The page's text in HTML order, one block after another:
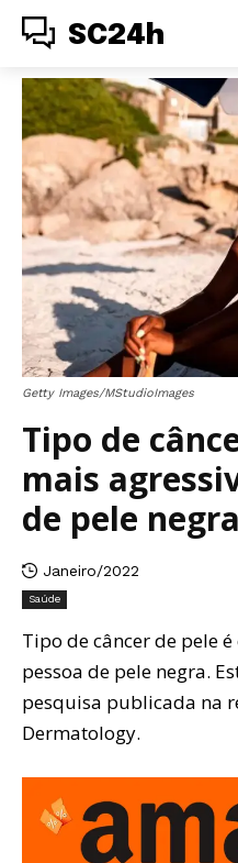
SC24h
Getty Images/MStudioImages
Tipo de
mais
de pele negra
Janeiro/2022
Saúde
Tipo de câncer de pele
pessoa de pele negra.
pesquisa publicada na
Dermatology.